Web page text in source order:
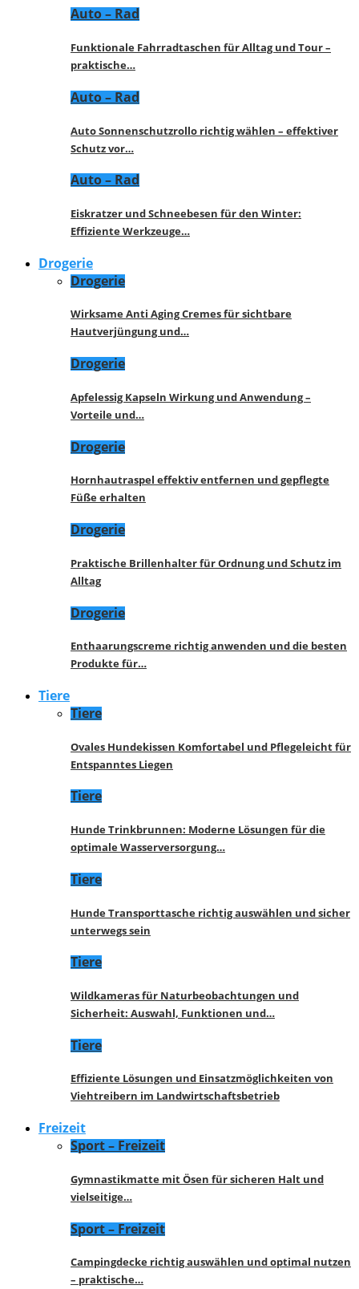
Auto – Rad
Funktionale Fahrradtaschen für Alltag und Tour –
praktische…
Auto – Rad
Auto Sonnenschutzrollo richtig wählen – effektiver
Schutz vor…
Auto – Rad
Eiskratzer und Schneebesen für den Winter:
Effiziente Werkzeuge…
Drogerie
Drogerie
Wirksame Anti Aging Cremes für sichtbare
Hautverjüngung und…
Drogerie
Apfelessig Kapseln Wirkung und Anwendung –
Vorteile und…
Drogerie
Hornhautraspel effektiv entfernen und gepflegte
Füße erhalten
Drogerie
Praktische Brillenhalter für Ordnung und Schutz im
Alltag
Drogerie
Enthaarungscreme richtig anwenden und die besten
Produkte für…
Tiere
Tiere
Ovales Hundekissen Komfortabel und Pflegeleicht für
Entspanntes Liegen
Tiere
Hunde Trinkbrunnen: Moderne Lösungen für die
optimale Wasserversorgung…
Tiere
Hunde Transporttasche richtig auswählen und sicher
unterwegs sein
Tiere
Wildkameras für Naturbeobachtungen und
Sicherheit: Auswahl, Funktionen und…
Tiere
Effiziente Lösungen und Einsatzmöglichkeiten von
Viehtreibern im Landwirtschaftsbetrieb
Freizeit
Sport – Freizeit
Gymnastikmatte mit Ösen für sicheren Halt und
vielseitige…
Sport – Freizeit
Campingdecke richtig auswählen und optimal nutzen
– praktische…